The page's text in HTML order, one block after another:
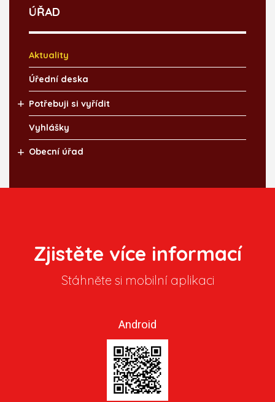
ÚŘAD
Aktuality
Úřední deska
Potřebuji si vyřídit
Vyhlášky
Obecní úřad
Zjistěte více informací
Stáhněte si mobilní aplikaci
Android